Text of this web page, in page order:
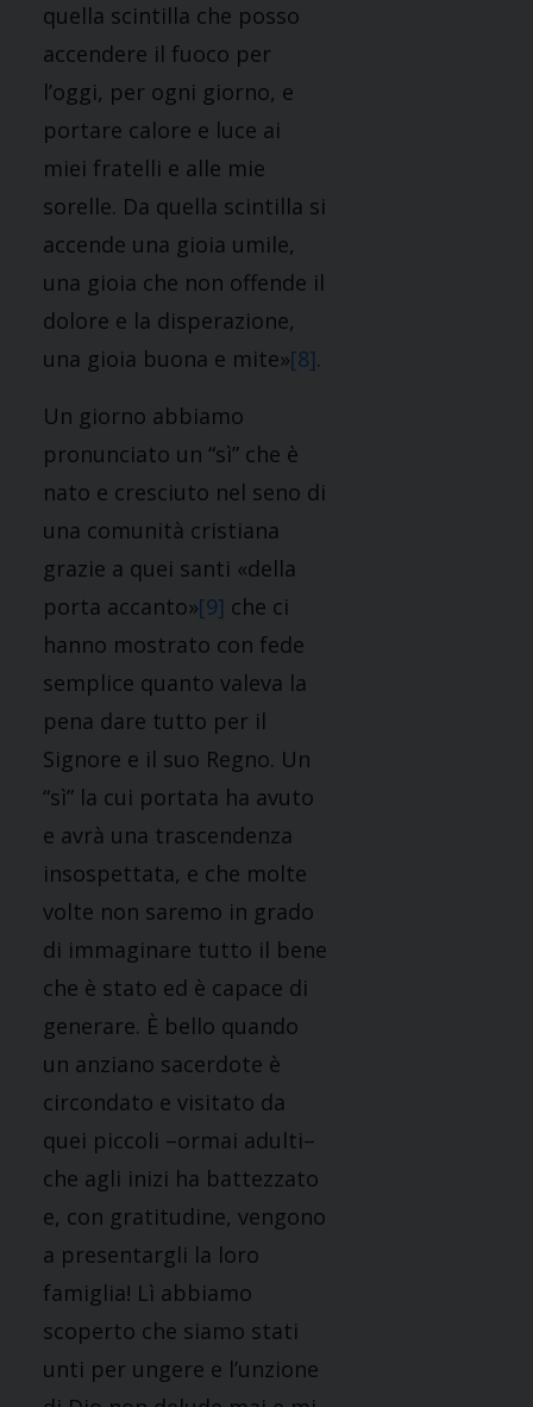
quella scintilla che posso
accendere il fuoco per
l’oggi, per ogni giorno, e
portare calore e luce ai
miei fratelli e alle mie
sorelle. Da quella scintilla si
accende una gioia umile,
una gioia che non offende il
dolore e la disperazione,
una gioia buona e mite»[8].
Un giorno abbiamo
pronunciato un “sì” che è
nato e cresciuto nel seno di
una comunità cristiana
grazie a quei santi «della
porta accanto»[9] che ci
hanno mostrato con fede
semplice quanto valeva la
pena dare tutto per il
Signore e il suo Regno. Un
“sì” la cui portata ha avuto
e avrà una trascendenza
insospettata, e che molte
volte non saremo in grado
di immaginare tutto il bene
che è stato ed è capace di
generare. È bello quando
un anziano sacerdote è
circondato e visitato da
quei piccoli –ormai adulti–
che agli inizi ha battezzato
e, con gratitudine, vengono
a presentargli la loro
famiglia! Lì abbiamo
scoperto che siamo stati
unti per ungere e l’unzione